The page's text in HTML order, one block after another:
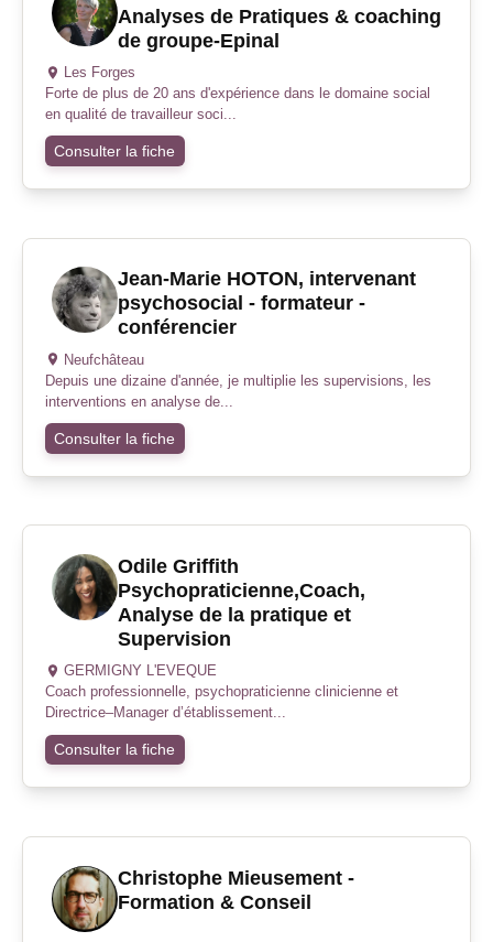
Analyses de Pratiques & coaching
de groupe-Epinal
Les Forges
Forte de plus de 20 ans d'expérience dans le domaine social
en qualité de travailleur soci...
Consulter la fiche
Jean-Marie HOTON, intervenant
psychosocial - formateur -
conférencier
Neufchâteau
Depuis une dizaine d'année, je multiplie les supervisions, les
interventions en analyse de...
Consulter la fiche
Odile Griffith
Psychopraticienne,Coach,
Analyse de la pratique et
Supervision
GERMIGNY L'EVEQUE
Coach professionnelle, psychopraticienne clinicienne et
Directrice–Manager d’établissement...
Consulter la fiche
Christophe Mieusement -
Formation & Conseil